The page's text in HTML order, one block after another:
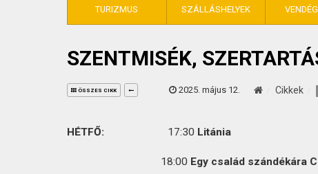
TURIZMUS SZÁLLÁSHELYEK
ÁLTALÁNOS
KINCSES
KAPCSOLAT
SZENTMISÉK,
ÖSSZES CIKK 2025. május 12. Cikkek
HÉTFŐ: 17:30 Litánia
18:00 Egy család szándékára